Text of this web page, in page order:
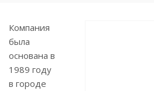
Компания
была
основана в
1989 году
в городе